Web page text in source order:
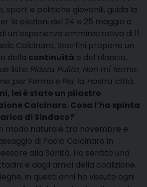
sport e politiche giovanili, guida la
le elezioni del 24 e 25 maggio a
un’esperienza amministrativa di 11
Calcinaro, Scarfini propone un
della continuità e del rilancio,
liste: Piazza Pulita, Non mi fermo,
per Fermo e Per la nostra città.
lei è stato un pilastro
Calcinaro. Cosa l’ha spinta
di Sindaco?
modo naturale tra novembre e
di Paolo Calcinaro in
alla Sanità. Ho sentito una
e dagli amici della coalizione.
in questi anni ho vissuto ogni